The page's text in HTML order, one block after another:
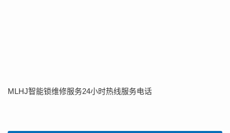
MLHJ智能锁维修服务24小时热线服务电话